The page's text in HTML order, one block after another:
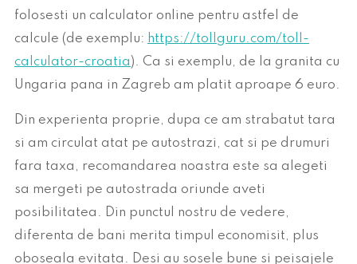
folosesti un calculator online pentru astfel de
calcule (de exemplu: https://tollguru.com/toll-
calculator-croatia). Ca si exemplu, de la granita cu
Ungaria pana in Zagreb am platit aproape 6 euro.
Din experienta proprie, dupa ce am strabatut tara
si am circulat atat pe autostrazi, cat si pe drumuri
fara taxa, recomandarea noastra este sa alegeti
sa mergeti pe autostrada oriunde aveti
posibilitatea. Din punctul nostru de vedere,
diferenta de bani merita timpul economisit, plus
oboseala evitata. Desi au sosele bune si peisajele